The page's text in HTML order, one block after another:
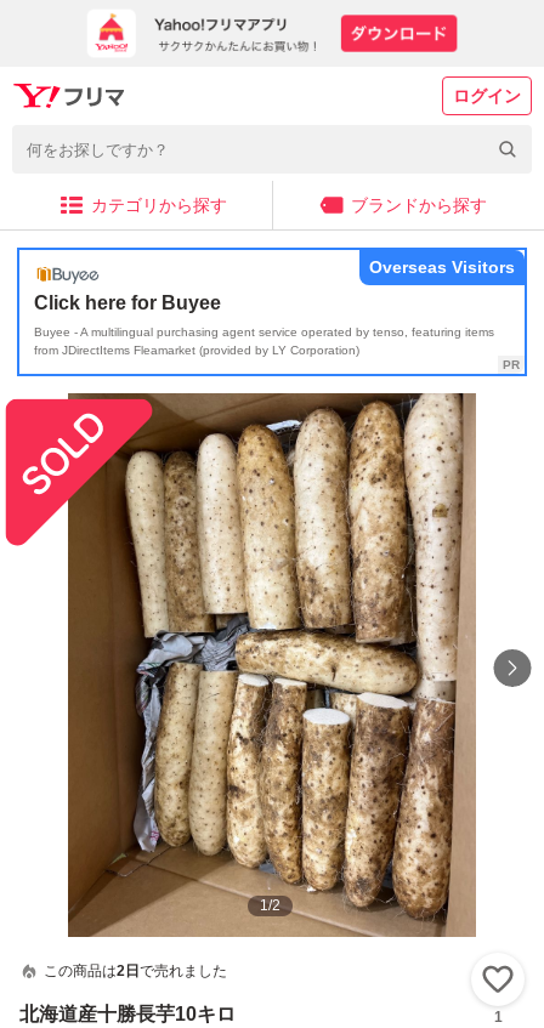
ログイン
カテゴリから探す ブランドから探す
Click here for Buyee
Buyee - A multilingual purchasing agent service operated by tenso, featuring items
from JDirectItems Fleamarket (provided by LY Corporation)
Overseas Visitors
1/2
この商品は2日 で売れました
北海道産十勝長芋10キロ 1